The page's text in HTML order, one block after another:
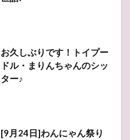
お久しぶりです！トイプー
ドル・まりんちゃんのシッ
ター♪
[9月24日]わんにゃん祭り